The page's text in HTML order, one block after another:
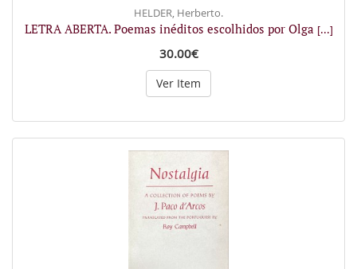
HELDER, Herberto.
LETRA ABERTA. Poemas inéditos escolhidos por Olga [...]
30.00€
Ver Item